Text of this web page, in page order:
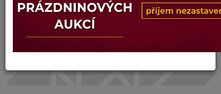
Technika: olej na plátně, datace: 1946
Šířka: 47 cm, výška: 56 cm, rámování: 75 x 65 cm
Stav: poškozený rám
Konec dražby:21.01.2021 22:20 SEČ